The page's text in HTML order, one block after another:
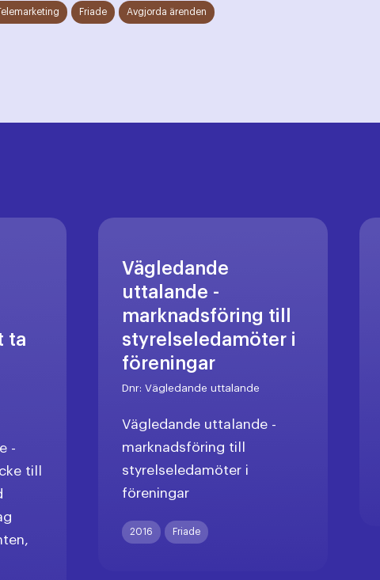
Friade Avgjorda ärenden
ta
-
till
Vägledande
uttalande -
marknadsföring till
styrelseledamöter i
föreningar
Dnr:Vägledande uttalande
Vägledande uttalande -
marknadsföring till
styrelseledamöter i
föreningar
2016 Friade